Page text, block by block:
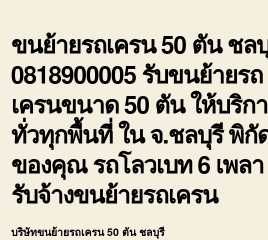
ขนย้ายรถเครน 50 ตัน ชล
0818900005 รับขนย้ายรถ
เครนขนาด 50 ตัน ให้บริก
ทั่วทุกพื้นที่ ใน จ.ชลบุรี พิกั
ของคุณ รถโลวเบท 6 เพลา
รับจ้างขนย้ายรถเครน
บริษัทขนย้ายรถเครน 50 ตัน ชลบุรี